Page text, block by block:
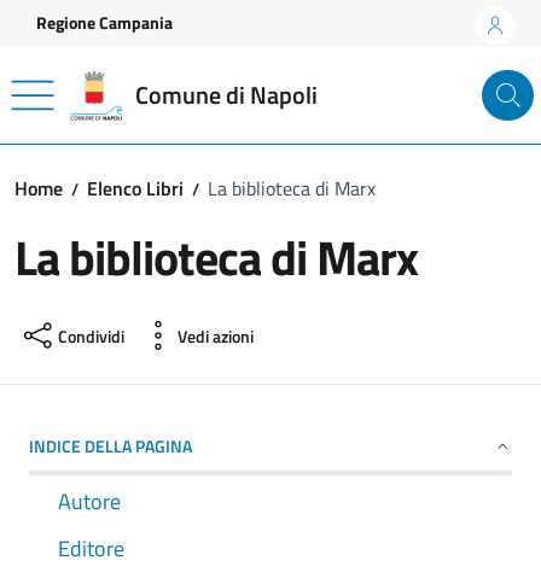
Vai ai contenuti
Vai al footer
Regione Campania
Comune di Napoli
Home Elenco Libri La biblioteca di Marx
La biblioteca di Marx
Condividi Vedi azioni
INDICE DELLA PAGINA
Autore
Editore